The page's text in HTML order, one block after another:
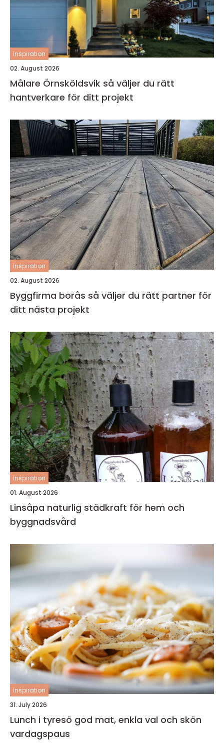
inspiration
02. August 2026
Målare Örnsköldsvik så väljer du rätt
hantverkare för ditt projekt
inspiration
02. August 2026
Byggfirma borås så väljer du rätt partner för
ditt nästa projekt
inspiration
01. August 2026
Linsåpa naturlig städkraft för hem och
byggnadsvård
inspiration
31. July 2026
Lunch i tyresö god mat, enkla val och skön
vardagspaus